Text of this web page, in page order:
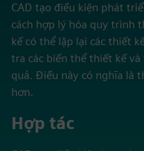
CAD tạo điều kiện phát
cách hợp lý hóa quy trình
kế có thể lặp lại các thiết
tra các biến thể thiết kế
quả. Điều này có nghĩa là
hơn.
Hợp tác